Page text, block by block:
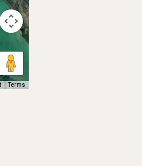
Terms